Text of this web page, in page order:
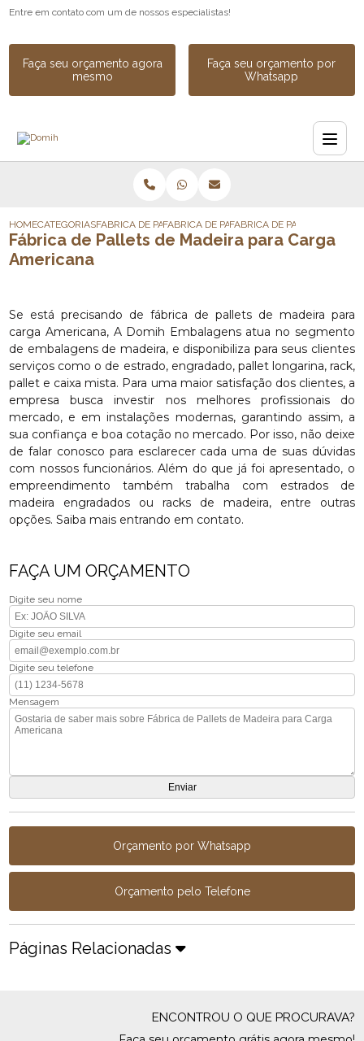
Entre em contato com um de nossos especialistas!
Faça seu orçamento agora
mesmo
Faça seu orçamento por
Whatsapp
HOMECATEGORIASFABRICA DE PALLETSFABRICA DE PALLETS DE MADEIRA EM
FABRICA DE PALLETS DE
Fábrica de Pallets de Madeira para Carga
Americana
Se está precisando de fábrica de pallets de madeira para
carga Americana, A Domih Embalagens atua no segmento
de embalagens de madeira, e disponibiliza para seus clientes
serviços como o de estrado, engradado, pallet longarina, rack,
pallet e caixa mista. Para uma maior satisfação dos clientes, a
empresa busca investir nos melhores profissionais do
mercado, e em instalações modernas, garantindo assim, a
sua confiança e boa cotação no mercado. Por isso, não deixe
de falar conosco para esclarecer cada uma de suas dúvidas
com nossos funcionários. Além do que já foi apresentado, o
empreendimento também trabalha com estrados de
madeira engradados ou racks de madeira, entre outras
opções. Saiba mais entrando em contato.
FAÇA UM ORÇAMENTO
Digite seu nome
Digite seu email
Digite seu telefone
Mensagem
Orçamento por Whatsapp
Orçamento pelo Telefone
Páginas Relacionadas
ENCONTROU O QUE PROCURAVA?